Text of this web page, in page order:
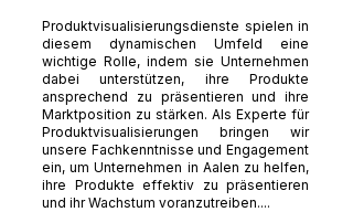
Produktvisualisierungsdienste spielen in
diesem dynamischen Umfeld eine
wichtige Rolle, indem sie Unternehmen
dabei unterstützen, ihre Produkte
ansprechend zu präsentieren und ihre
Marktposition zu stärken. Als Experte für
Produktvisualisierungen bringen wir
unsere Fachkenntnisse und Engagement
ein, um Unternehmen in Aalen zu helfen,
ihre Produkte effektiv zu präsentieren
und ihr Wachstum voranzutreiben....